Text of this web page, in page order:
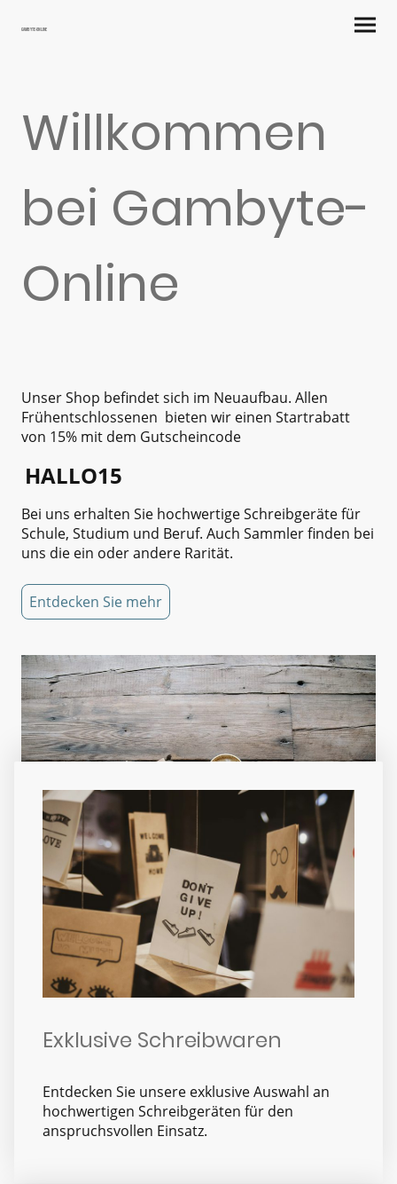
Gambyte-Online
Willkommen
bei Gambyte-
Online
Unser Shop befindet sich im Neuaufbau. Allen
Frühentschlossenen bieten wir einen Startrabatt
von 15% mit dem Gutscheincode
HALLO15
Bei uns erhalten Sie hochwertige Schreibgeräte für
Schule, Studium und Beruf. Auch Sammler finden bei
uns die ein oder andere Rarität.
Entdecken Sie mehr
Exklusive Schreibwaren
Entdecken Sie unsere exklusive Auswahl an
hochwertigen Schreibgeräten für den
anspruchsvollen Einsatz.